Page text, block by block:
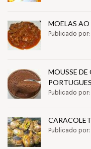
MOELAS AO
Publicado
MOUSSE
Publicado
Publicado